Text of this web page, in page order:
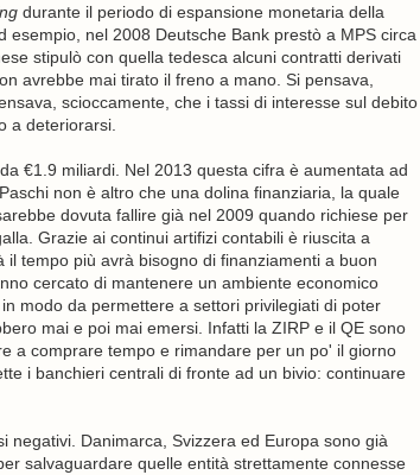
durante il periodo di espansione monetaria della
nel 2008 Deutsche Bank prestò a MPS circa
stipulò con quella tedesca alcuni contratti derivati
avrebbe mai tirato il freno a mano. Si pensava,
scioccamente, che i tassi di interesse sul debito
a deteriorarsi.
€1.9 miliardi. Nel 2013 questa cifra è aumentata ad
non è altro che una dolina finanziaria, la quale
dovuta fallire già nel 2009 quando richiese per
Grazie ai continui artifizi contabili è riuscita a
tempo più avrà bisogno di finanziamenti a buon
cercato di mantenere un ambiente economico
modo da permettere a settori privilegiati di poter
mai e poi mai emersi. Infatti la ZIRP e il QE sono
a comprare tempo e rimandare per un po' il giorno
i banchieri centrali di fronte ad un bivio: continuare
negativi. Danimarca, Svizzera ed Europa sono già
salvaguardare quelle entità strettamente connesse